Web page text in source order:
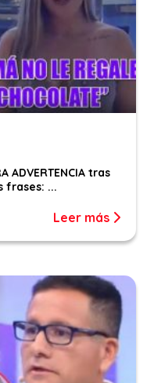
tras
frases: ...
Leer más